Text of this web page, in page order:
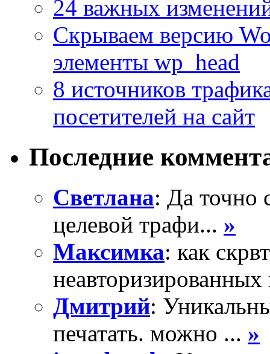
24 важных
Скрываем версию
элементы wp_head
8 источников
посетителей на сайт
Последние
Светлана: Да точно
целевой трафи... »
Максимка: как
неавторизированных
Дмитрий:
печатать. можно ... »